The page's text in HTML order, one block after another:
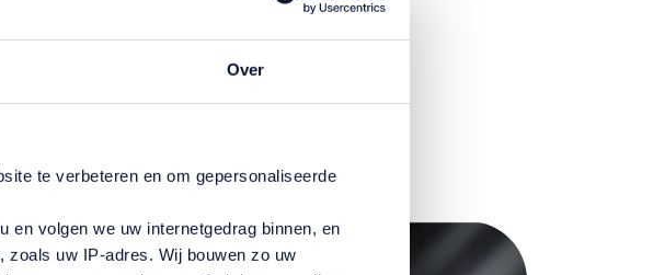
Over
te verbeteren en om gepersonaliseerde
en volgen we uw internetgedrag binnen, en
zoals uw IP-adres. Wij bouwen zo uw